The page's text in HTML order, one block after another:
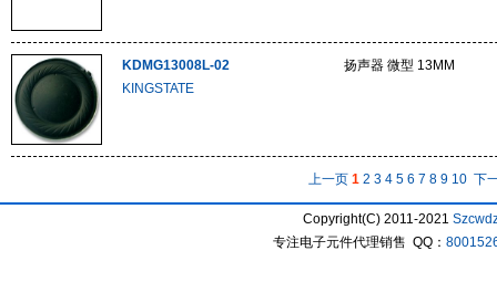
KDMG13008L-02
KINGSTATE
扬声器 微型 13MM
上一页 1 2 3 4 5 6 7 8 9 10 下
Copyright(C) 2011-2021
专注电子元件代理销售 QQ：